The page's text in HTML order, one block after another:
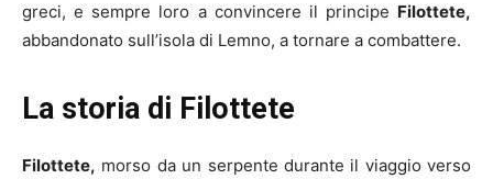
greci, e sempre loro a convincere il principe Filottete,
abbandonato sull’isola di Lemno, a tornare a combattere.
La storia di Filottete
Filottete, morso da un serpente durante il viaggio verso